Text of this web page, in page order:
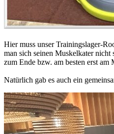
Hier muss unser Trainingslager-
man sich seinen Muskelkater nicht
zum Ende bzw. am besten erst am
Natürlich gab es auch ein